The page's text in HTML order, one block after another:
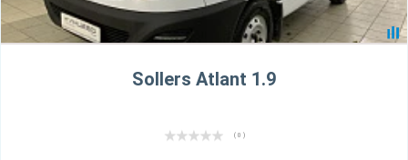
Sollers Atlant 1.9
( 0 )